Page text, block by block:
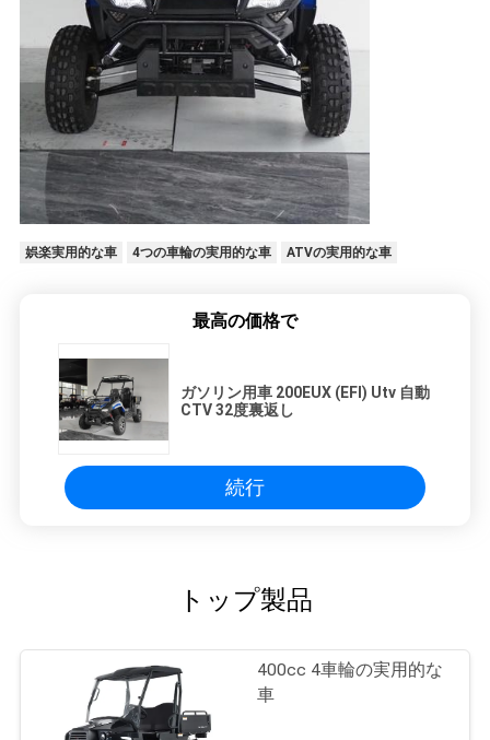
娯楽実用的な車 4つの車輪の実用的な車 ATVの実用的な車
最高の価格で
ガソリン用車 200EUX (EFI) Utv 自動
CTV 32度裏返し
続行
トップ製品
400cc 4車輪の実用的な
車